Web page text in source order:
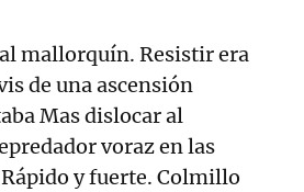
mallorquín. Resistir era
de una ascensión
Mas dislocar al
voraz en las
y fuerte. Colmillo